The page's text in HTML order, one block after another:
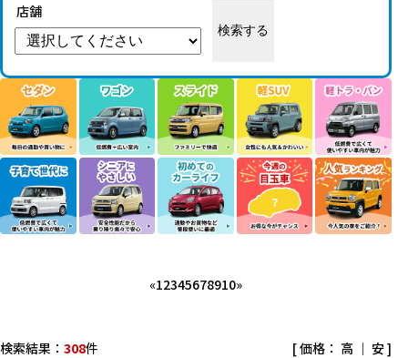
店舗
検索する
«12345678910»
検索結果： 308件 [ 価格： 高 ｜安]